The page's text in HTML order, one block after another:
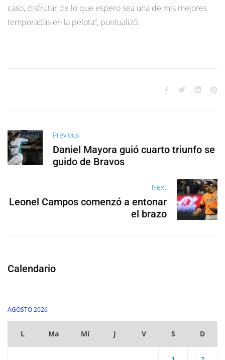
caso, disfrutar de lo que espero sea una de mis mejores
temporadas en la pelota”, puntualizó.
Previous
Daniel Mayora guió cuarto triunfo se
guido de Bravos
Next
Leonel Campos comenzó a entonar
el brazo
Calendario
AGOSTO 2026
L Ma Mi J V S D